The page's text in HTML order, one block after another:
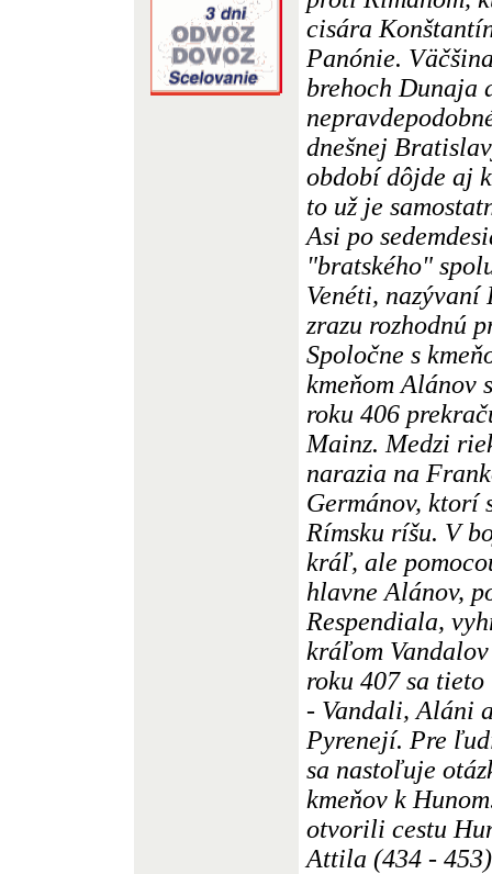
cisára
Panónie.
brehoch Dunaja
dnešnej
období dôjde aj
to už je
Asi po
"bratského"
Venéti, nazývaní
zrazu rozhodnú
Spoločne s
kmeňom Alánov
roku 406
Mainz. Medzi
narazia na
Germánov, ktorí
Rímsku ríšu. V
kráľ, ale
hlavne Alánov,
Respendiala,
kráľom
roku 407 sa
- Vandali, Aláni
Pyrenejí. Pre
sa nastoľuje
kmeňov k
otvorili cestu
Attila (434 -